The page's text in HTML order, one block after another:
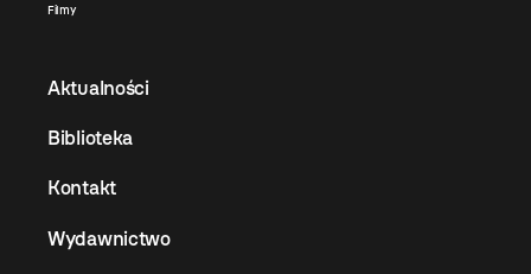
Filmy
Aktualności
Biblioteka
Kontakt
Wydawnictwo